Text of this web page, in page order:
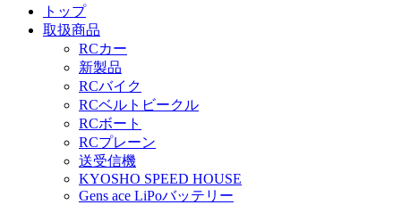
トップ
取扱商品
RCカー
新製品
RCバイク
RCベルトビークル
RCボート
RCプレーン
送受信機
KYOSHO SPEED HOUSE
Gens ace LiPoバッテリー